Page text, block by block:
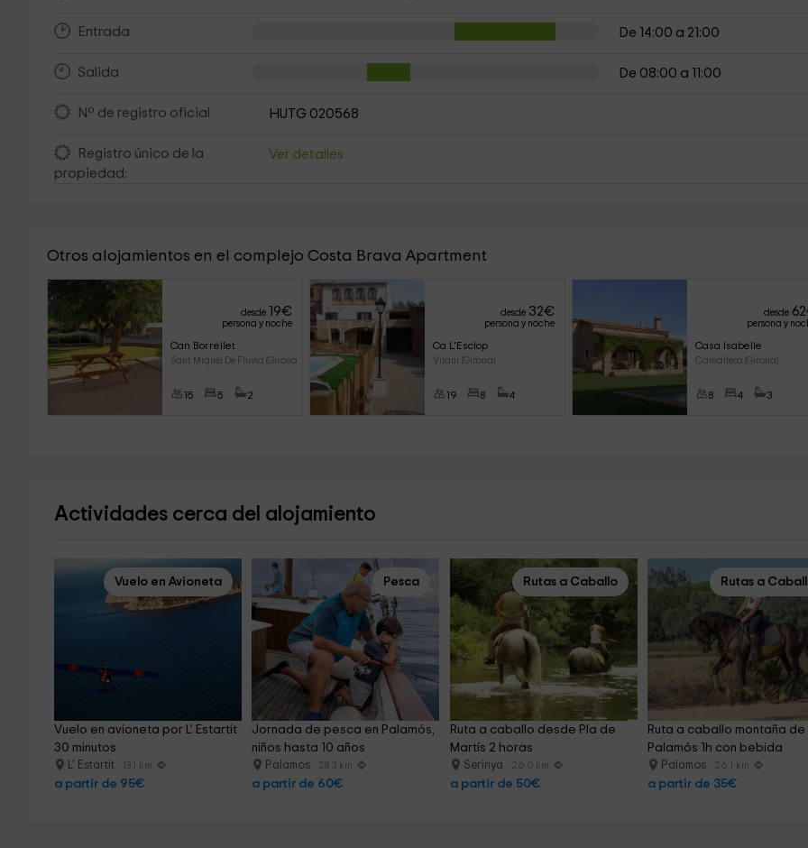
Entrada De 14:00 a 21:00
Salida De 08:00 a 11:00
Nº de registro oficial HUTG 020568
Registro único de la
propiedad:
Ver detalles
Otros alojamientos en el complejo Costa Brava Apartment
desde 19€
persona y noche
Can Borrellet
Sant Miquel De Fluvia (Girona)
15 5 2
desde 32€
persona y noche
Ca L'Esclop
Vilaür (Girona)
19 8 4
desde 62
persona y
Casa Isabelle
Camallera (Girona)
8 4 3
Actividades cerca del alojamiento
Vuelo en Avioneta
Vuelo en avioneta por L' Estartit
30 minutos
L' Estartit 13.1 km
a partir de 95€
Pesca
Jornada de pesca en Palamós,
niños hasta 10 años
Palamos 28.3 km
a partir de 60€
Rutas a Caballo
Ruta a caballo desde Pla de
Martís 2 horas
Serinya 26.0 km
a partir de 50€
Rutas a
Ruta a caballo montaña de
Palamós 1h con bebida
Palamos 26.1 km
a partir de 35€